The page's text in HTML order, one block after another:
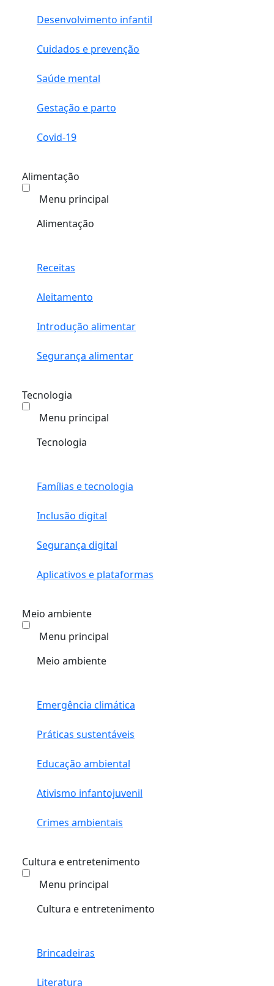
Desenvolvimento infantil
Cuidados e prevenção
Saúde mental
Gestação e parto
Covid-19
Alimentação
Menu principal
Alimentação
Receitas
Aleitamento
Introdução alimentar
Segurança alimentar
Tecnologia
Menu principal
Tecnologia
Famílias e tecnologia
Inclusão digital
Segurança digital
Aplicativos e plataformas
Meio ambiente
Menu principal
Meio ambiente
Emergência climática
Práticas sustentáveis
Educação ambiental
Ativismo infantojuvenil
Crimes ambientais
Cultura e entretenimento
Menu principal
Cultura e entretenimento
Brincadeiras
Literatura